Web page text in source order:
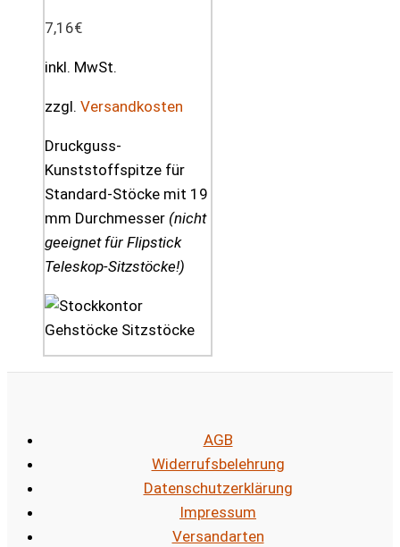
7,16€
inkl. MwSt.
zzgl. Versandkosten
Druckguss-
Kunststoffspitze für
Standard-Stöcke mit 19
mm Durchmesser (nicht
geeignet für Flipstick
Teleskop-Sitzstöcke!)
AGB
Widerrufsbelehrung
Datenschutzerklärung
Impressum
Versandarten